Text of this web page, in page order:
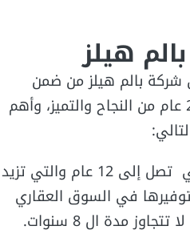
هيلز
بالم هيلز من ضمن
فاعليات احتفالاتها بمرور 25 عام من النجاح والتميز، وأهم
أنظمة السداد المرنة التي تصل إلى 12 عام والتي تزيد
في السوق العقاري
مدة ال 8 سنوات.